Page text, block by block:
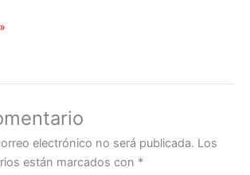
electrónico no será publicada. Los
están marcados con *